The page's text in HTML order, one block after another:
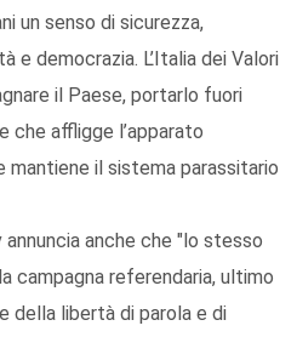
un senso di sicurezza,
e democrazia. L’Italia dei Valori
il Paese, portarlo fuori
che affligge l’apparato
mantiene il sistema parassitario
annuncia anche che "lo stesso
campagna referendaria, ultimo
della libertà di parola e di